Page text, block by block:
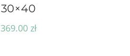
30×40
369.00 zł